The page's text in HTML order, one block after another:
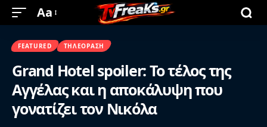
Aa
FEATURED ΤΗΛΕΌΡΑΣΗ
Grand Hotel spoiler: Το τέλος της
Αγγέλας και η αποκάλυψη που
γονατίζει τον Νικόλα